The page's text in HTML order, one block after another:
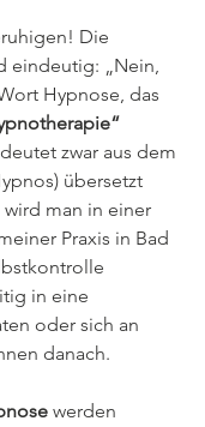
Die
eindeutig: „Nein,
Hypnose, das
zwar aus dem
übersetzt
wird man in einer
Praxis in Bad
in eine
oder sich an
danach.
werden